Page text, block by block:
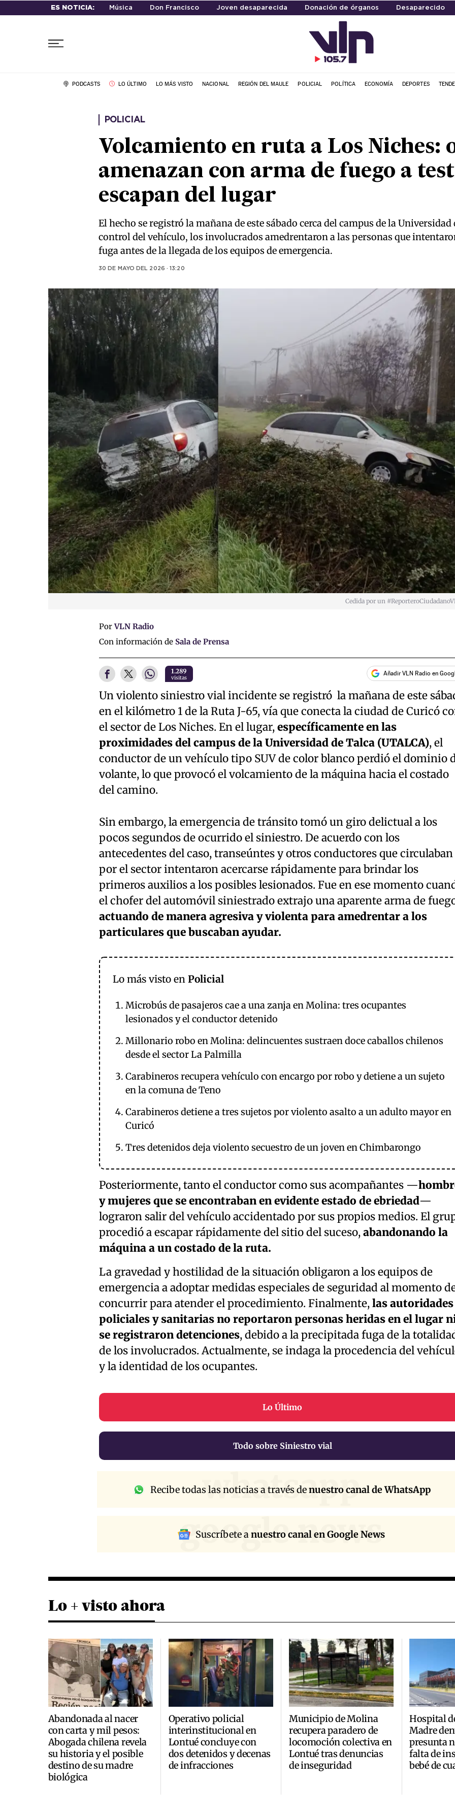
ES NOTICIA: Música Don Francisco Joven desaparecida Donación de órganos Desaparecido
PODCASTS LO ÚLTIMO LO MÁS VISTO NACIONAL REGIÓN DEL MAULE POLICIAL POLÍTICA ECONOMÍA DEPORTES
POLICIAL
Volcamiento en ruta a Los Niches:
amenazan con arma de fuego a
escapan del lugar
El hecho se registró la mañana de este sábado cerca del campus de la
control del vehículo, los involucrados amedrentaron a las personas que
fuga antes de la llegada de los equipos de emergencia.
30 DE MAYO DEL 2026 · 13:20
Cedida por un
PorVLN Radio
Con información de Sala de Prensa
1.289
visitas
Añadir VLN Radio en
Un violento siniestro vial incidente se registró la mañana de este
en el kilómetro 1 de la Ruta J-65, vía que conecta la ciudad de Curicó
el sector de Los Niches. En el lugar,específicamente en las
proximidades del campus de la Universidad de Talca (UTALCA), el
conductor de un vehículo tipo SUV de color blanco perdió el dominio
volante, lo que provocó el volcamiento de la máquina hacia el costado
del camino.
Sin embargo, la emergencia de tránsito tomó un giro delictual a los
pocos segundos de ocurrido el siniestro. De acuerdo con los
antecedentes del caso, transeúntes y otros conductores que circulaban
por el sector intentaron acercarse rápidamente para brindar los
primeros auxilios a los posibles lesionados. Fue en ese momento
el chofer del automóvil siniestrado extrajo una aparente arma de
actuando de manera agresiva y violenta para amedrentar a los
particulares que buscaban ayudar.
Lo más visto en Policial
Microbús de pasajeros cae a una zanja en Molina: tres ocupantes
lesionados y el conductor detenido
Millonario robo en Molina: delincuentes sustraen doce caballos chilenos
desde el sector La Palmilla
Carabineros recupera vehículo con encargo por robo y detiene a un sujeto
en la comuna de Teno
Carabineros detiene a tres sujetos por violento asalto a un adulto mayor en
Curicó
Tres detenidos deja violento secuestro de un joven en Chimbarongo
Posteriormente, tanto el conductor como sus acompañantes —
y mujeres que se encontraban en evidente estado de ebriedad—
lograron salir del vehículo accidentado por sus propios medios. El
procedió a escapar rápidamente del sitio del suceso,abandonando la
máquina a un costado de la ruta.
La gravedad y hostilidad de la situación obligaron a los equipos de
emergencia a adoptar medidas especiales de seguridad al momento
concurrir para atender el procedimiento. Finalmente,las autoridades
policiales y sanitarias no reportaron personas heridas en el lugar
se registraron detenciones, debido a la precipitada fuga de la
de los involucrados. Actualmente, se indaga la procedencia del
y la identidad de los ocupantes.
Lo Último
Todo sobre Siniestro vial
whatsapp
Recibe todas las noticias a través denuestro canal de WhatsApp
google news
Suscríbete anuestro canal en Google News
Lo + visto ahora
Abandonada al nacer
con carta y mil pesos:
Abogada chilena revela
su historia y el posible
destino de su madre
biológica
Operativo policial
interinstitucional en
Lontué concluye con
dos detenidos y decenas
de infracciones
Municipio de Molina
recupera paradero de
locomoción colectiva en
Lontué tras denuncias
de inseguridad
Hospital
Madre
presunta
falta de
bebé de